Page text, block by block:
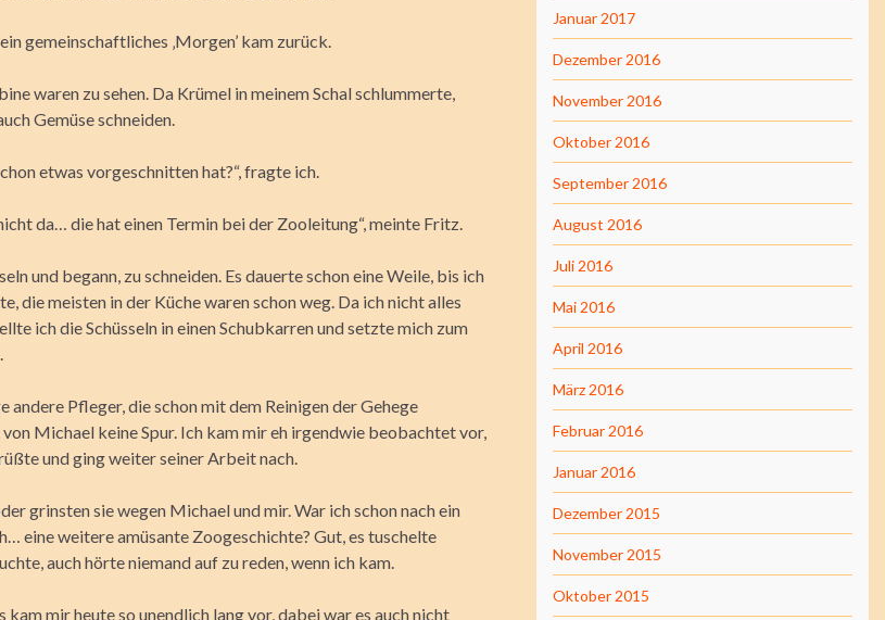
gemeinschaftliches ‚Morgen’ kam zurück.
waren zu sehen. Da Krümel in meinem Schal schlummerte,
Gemüse schneiden.
etwas vorgeschnitten hat?“, fragte ich.
da… die hat einen Termin bei der Zooleitung“, meinte Fritz.
und begann, zu schneiden. Es dauerte schon eine Weile, bis ich
die meisten in der Küche waren schon weg. Da ich nicht alles
ich die Schüsseln in einen Schubkarren und setzte mich zum
andere Pfleger, die schon mit dem Reinigen der Gehege
Michael keine Spur. Ich kam mir eh irgendwie beobachtet vor,
und ging weiter seiner Arbeit nach.
grinsten sie wegen Michael und mir. War ich schon nach ein
eine weitere amüsante Zoogeschichte? Gut, es tuschelte
auch hörte niemand auf zu reden, wenn ich kam.
kam mir heute so unendlich lang vor, dabei war es auch nicht
Januar 2017
Dezember 2016
November 2016
Oktober 2016
September 2016
August 2016
Juli 2016
Mai 2016
April 2016
März 2016
Februar 2016
Januar 2016
Dezember 2015
November 2015
Oktober 2015